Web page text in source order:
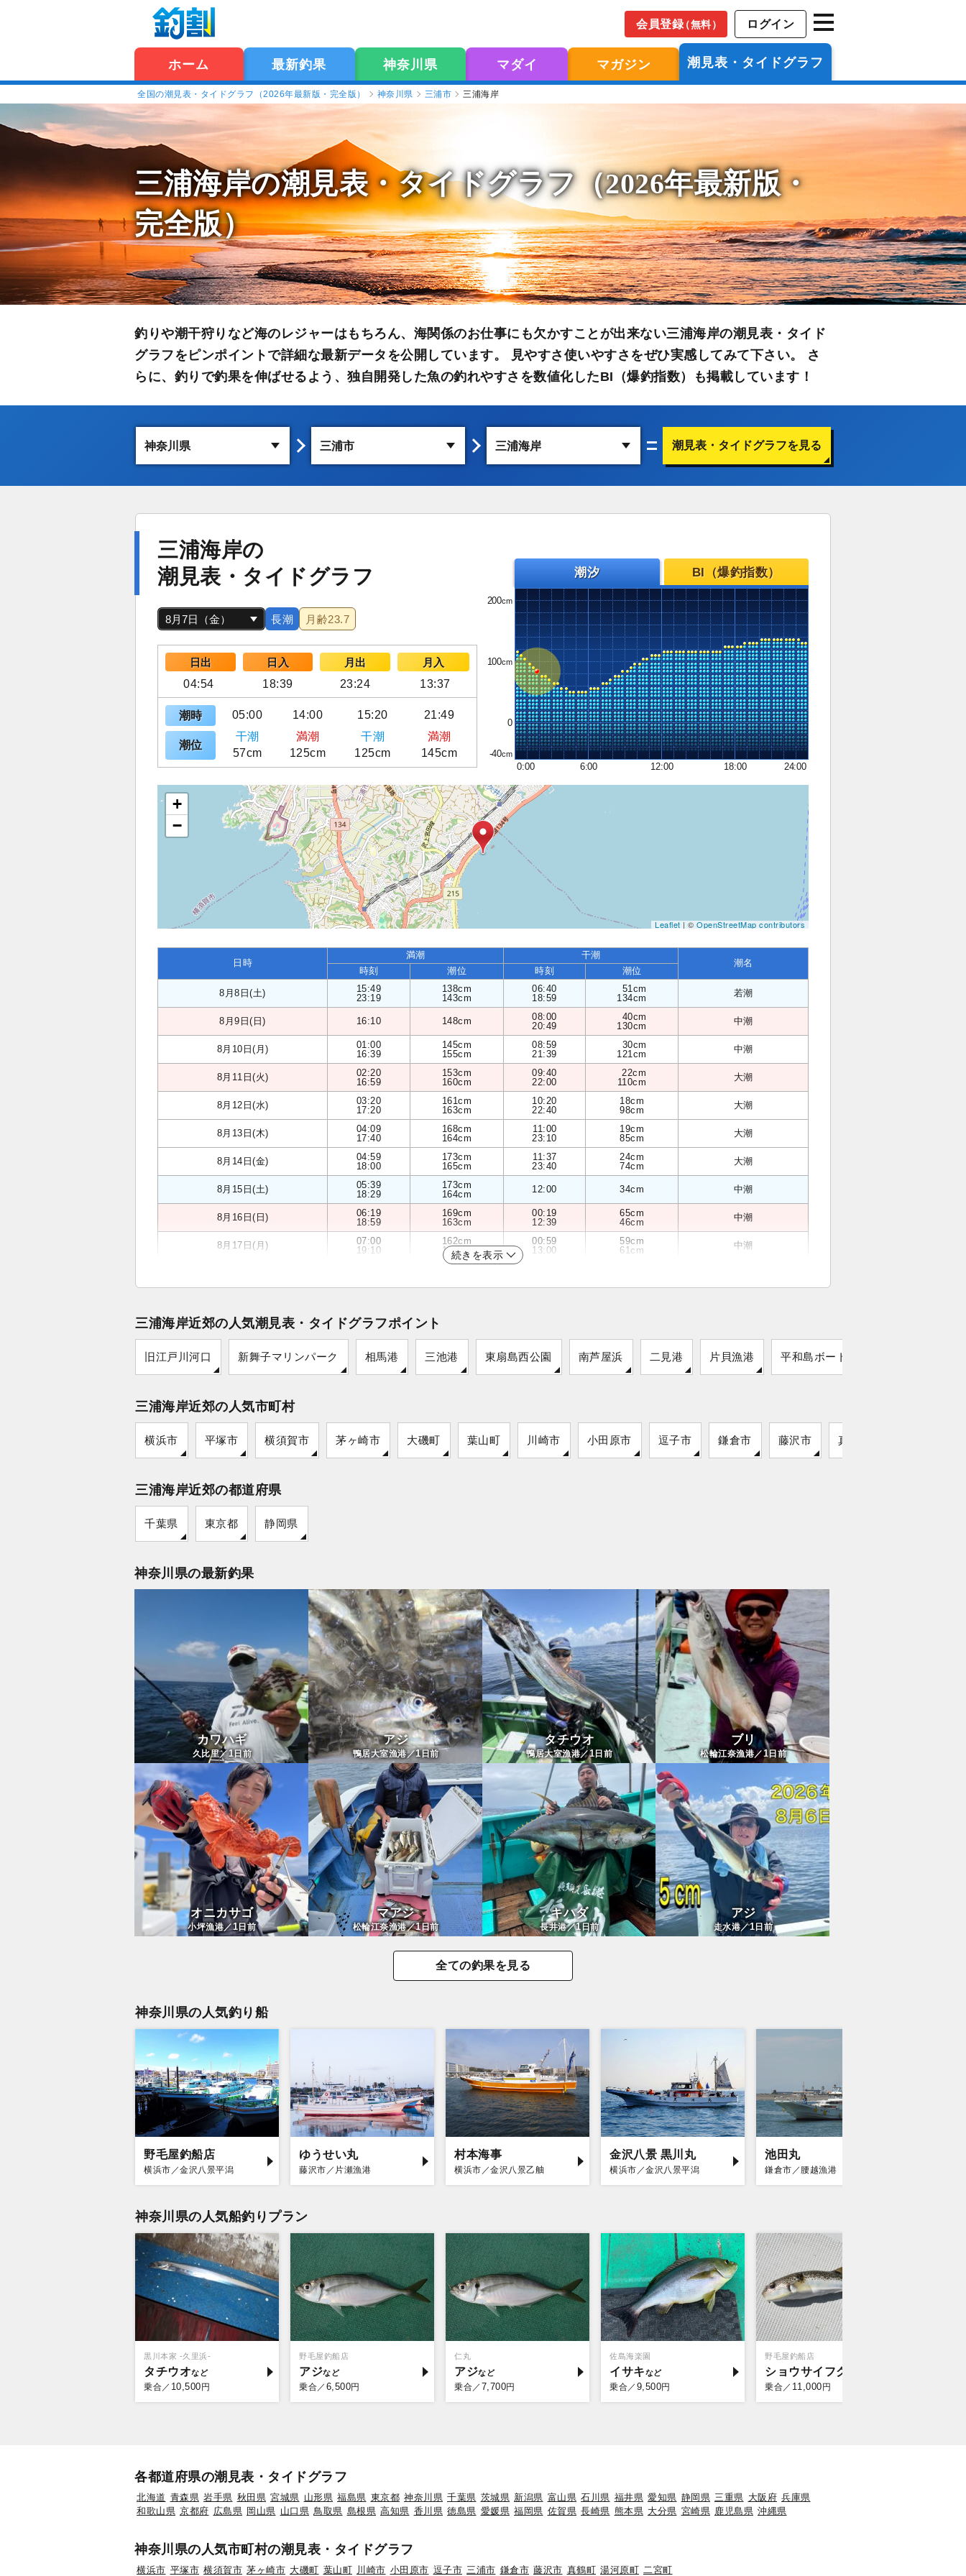
会員登録（無料） ログイン
ホーム 最新釣果 神奈川県 マダイ マガジン 潮見表・タイドグラフ
全国の潮見表・タイドグラフ（2026年最新版・完全版） 神奈川県 三浦市 三浦海岸
三浦海岸の潮見表・タイドグラフ（2026年最新版・
完全版）
釣りや潮干狩りなど海のレジャーはもちろん、海関係のお仕事にも欠かすことが出来ない三浦海岸の潮見表・タイド
グラフをピンポイントで詳細な最新データを公開しています。 見やすさ使いやすさをぜひ実感してみて下さい。 さ
らに、釣りで釣果を伸ばせるよう、独自開発した魚の釣れやすさを数値化したBI（爆釣指数）も掲載しています！
潮見表・タイドグラフを見る
三浦海岸の
潮見表・タイドグラフ
長潮 月齢23.7
日出 日入 月出
月入
04:54
18:39 23:24 13:37
潮時 05:00 14:00 15:20 21:49
潮位
干潮 満潮 干潮
満潮
57cm
125cm 125cm 145cm
潮汐 BI（爆釣指数）
200
100
0
-40
0:00
6:00 12:00 18:00 24:00
+
−
Leaflet| ©OpenStreetMap contributors
日時
満潮 干潮
潮名
時刻 潮位 時刻 潮位
8月8日(土)
15:49
23:19
138cm
143cm
06:40
18:59
51cm
134cm
若潮
8月9日(日) 16:10 148cm
08:00
20:49
40cm
130cm
中潮
8月10日(月)
01:00
16:39
145cm
155cm
08:59
21:39
30cm
121cm
中潮
8月11日(火)
02:20
16:59
153cm
160cm
09:40
22:00
22cm
110cm
大潮
8月12日(水)
03:20
17:20
161cm
163cm
10:20
22:40
18cm
98cm
大潮
8月13日(木)
04:09
17:40
168cm
164cm
11:00
23:10
19cm
85cm
大潮
8月14日(金)
04:59
18:00
173cm
165cm
11:37
23:40
24cm
74cm
大潮
8月15日(土)
05:39
18:29
173cm
164cm
12:00 34cm 中潮
8月16日(日)
06:19
18:59
169cm
163cm
00:19
12:39
65cm
46cm
中潮
8月17日(月)
07:00
19:10
162cm
162cm
00:59
13:00
59cm
61cm
中潮
続きを表示
三浦海岸近郊の人気潮見表・タイドグラフポイント
旧江戸川河口 新舞子マリンパーク 相馬港 三池港 東扇島西公園 南芦屋浜 二見港 片貝漁港 平和島ボートレース場
三浦海岸近郊の人気市町村
横浜市 平塚市 横須賀市 茅ヶ崎市 大磯町 葉山町 川崎市 小田原市 逗子市 鎌倉市 藤沢市 真鶴町
三浦海岸近郊の都道府県
千葉県 東京都 静岡県
神奈川県の最新釣果
カワハギ
久比里／1日前
アジ
鴨居大室漁港／1日前
タチウオ
鴨居大室漁港／1日前
ブリ
松輪江奈漁港／1日前
オニカサゴ
小坪漁港／1日前
マアジ
松輪江奈漁港／1日前
キハダ
長井港／1 日前
アジ
走水港／1 日前
全ての釣果を見る
神奈川県の人気釣り船
野毛屋釣船店
横浜市／金沢八景平潟
ゆうせい丸
藤沢市／片瀬漁港
村本海事
横浜市／金沢八景乙舳
金沢八景 黒川丸
横浜市／金沢八景平潟
池田丸
鎌倉市／腰越漁港
神奈川県の人気船釣りプラン
黒川本家 -久里浜-
タチウオ
乗合／ 10,500 円
野毛屋釣船店
アジ
乗合／ 6,500円
仁丸
アジ
乗合／ 7,700円
佐島海楽園
イサキ
乗合／ 9,500円
野毛屋釣船店
ショウサイフグ
乗合／ 11,000 円
各都道府県の潮見表・タイドグラフ
北海道 青森県 岩手県 秋田県 宮城県 山形県 福島県 東京都 神奈川県 千葉県 茨城県 新潟県 富山県 石川県 福井県 愛知県 静岡県 三重県 大阪府 兵庫県
和歌山県 京都府 広島県 岡山県 山口県 鳥取県 島根県 高知県 香川県 徳島県 愛媛県 福岡県 佐賀県 長崎県 熊本県 大分県 宮崎県 鹿児島県 沖縄県
神奈川県の人気市町村の潮見表・タイドグラフ
横浜市 平塚市 横須賀市 茅ヶ崎市 大磯町 葉山町 川崎市 小田原市 逗子市 三浦市 鎌倉市 藤沢市 真鶴町 湯河原町 二宮町